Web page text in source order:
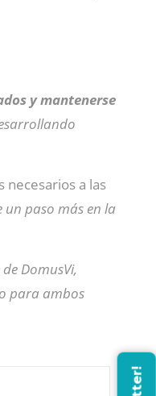
y mantenerse
necesarios a las
paso más en la
DomusVi,
para ambos